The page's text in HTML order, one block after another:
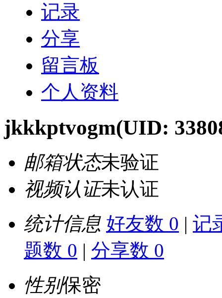
记录
分享
留言板
个人资料
jkkkptvogm(UID:
邮箱状态未验证
视频认证未认证
统计信息 好友数 0 | 记
题数 0 | 分享数 0
性别保密